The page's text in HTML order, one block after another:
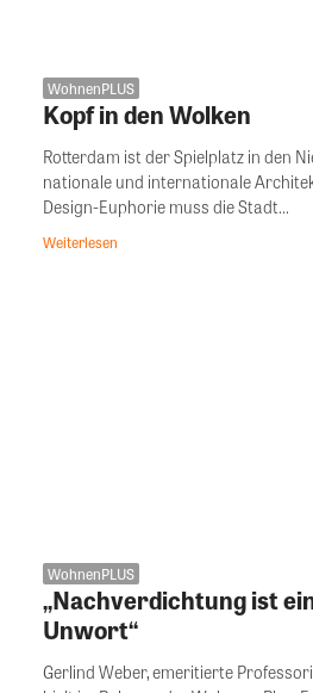
WohnenPLUS
Kopf in den Wolken
Rotterdam ist der Spielplatz in den
nationale und internationale
Design-Euphorie muss die Stadt...
Weiterlesen
WohnenPLUS
„Nachverdichtung ist
Unwort“
Gerlind Weber, emeritierte